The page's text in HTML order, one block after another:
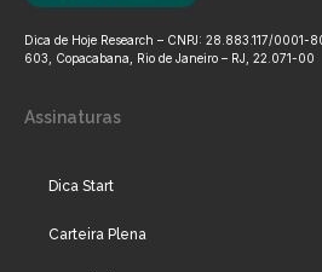
Dica de Hoje Research – CNPJ: 28.883.117/0001-
603, Copacabana, Rio de Janeiro – RJ, 22.071-00
Assinaturas
Dica Start
Carteira Plena